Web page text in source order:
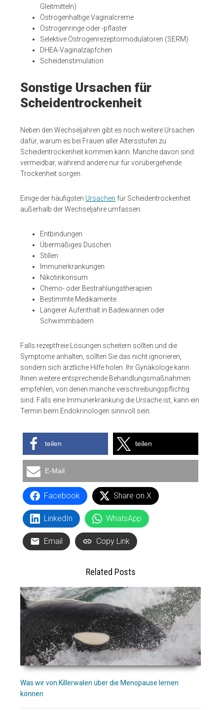
Gleitmitteln)
Östrogenhaltige Vaginalcreme
Östrogenringe oder -pflaster
Selektive Östrogenrezeptormodulatoren (SERM)
DHEA-Vaginalzäpfchen
Scheidenstimulation
Sonstige Ursachen für
Scheidentrockenheit
Neben den Wechseljahren gibt es noch weitere Ursachen
dafür, warum es bei Frauen aller Altersstufen zu
Scheidentrockenheit kommen kann. Manche davon sind
vermeidbar, während andere nur für vorübergehende
Trockenheit sorgen.
Einige der häufigsten Ursachen für Scheidentrockenheit
außerhalb der Wechseljahre umfassen:
Entbindungen
Übermäßiges Duschen
Stillen
Immunerkrankungen
Nikotinkonsum
Chemo- oder Bestrahlungstherapien
Bestimmte Medikamente
Längerer Aufenthalt in Badewannen oder
Schwimmbädern
Falls rezeptfreie Lösungen scheitern sollten und die
Symptome anhalten, sollten Sie das nicht ignorieren,
sondern sich ärztliche Hilfe holen. Ihr Gynäkologe kann
Ihnen weitere entsprechende Behandlungsmaßnahmen
empfehlen, von denen manche verschreibungspflichtig
sind. Falls eine Immunerkrankung die Ursache ist, kann ein
Termin beim Endokrinologen sinnvoll sein.
teilen teilen
E-Mail
Facebook Share on X
LinkedIn WhatsApp
Email Copy Link
Related Posts
Was wir von Killerwalen über die Menopause lernen
können